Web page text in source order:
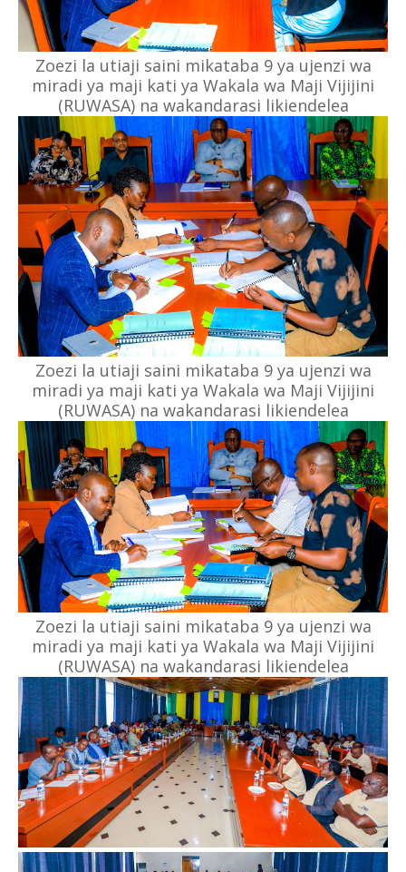
Zoezi la utiaji saini mikataba 9 ya ujenzi wa
miradi ya maji kati ya Wakala wa Maji Vijijini
(RUWASA) na wakandarasi likiendelea
Zoezi la utiaji saini mikataba 9 ya ujenzi wa
miradi ya maji kati ya Wakala wa Maji Vijijini
(RUWASA) na wakandarasi likiendelea
Zoezi la utiaji saini mikataba 9 ya ujenzi wa
miradi ya maji kati ya Wakala wa Maji Vijijini
(RUWASA) na wakandarasi likiendelea